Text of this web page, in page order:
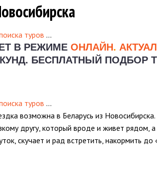
туров …
В РЕЖИМЕ ОНЛАЙН.
БЕСПЛАТНЫЙ ПОДБОР
туров …
возможна в Беларусь из
другу, который вроде и живет рядом,
скучает и рад встретить, накормить